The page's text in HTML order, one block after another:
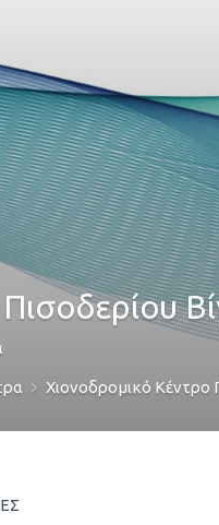
Χιονοδρομικό Κέντρο